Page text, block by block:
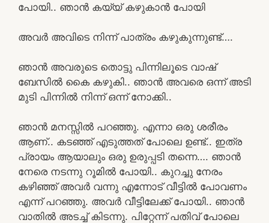
പോയി.. ഞാൻ കയ്യ് കഴുകാൻ പോയി
അവർ അവിടെ നിന്ന് പാത്രം കഴുകുന്നുണ്ട്….
ഞാൻ അവരുടെ തൊട്ടു പിന്നിലൂടെ വാഷ്
ബേസിൽ കൈ കഴുകി.. ഞാൻ അവരെ ഒന്ന് അടി
മുടി പിന്നിൽ നിന്ന് ഒന്ന് നോക്കി..
ഞാൻ മനസ്സിൽ പറഞ്ഞു. എന്നാ ഒരു ശരീരം
ആണ്.. കടഞ്ഞ് എടുത്തത് പോലെ ഉണ്ട്.. ഇത്ര
പ്രായം ആയാലും ഒരു ഉരുപ്പടി തന്നെ…. ഞാൻ
നേരെ നടന്നു റൂമിൽ പോയി.. കുറച്ചു നേരം
കഴിഞ്ഞ് അവർ വന്നു എന്നോട് വീട്ടിൽ പോവണം
എന്ന് പറഞ്ഞു. അവർ വീട്ടിലേക്ക് പോയി.. ഞാൻ
വാതിൽ അടച്ച് കിടന്നു. പിറ്റേന്ന് പതിവ് പോലെ